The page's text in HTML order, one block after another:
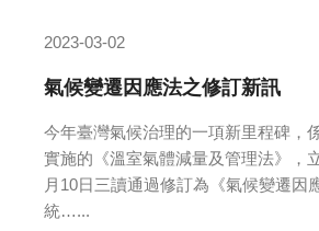
2023-03-02
氣候變遷因應法之修訂新訊
今年臺灣氣候治理的一項新里程碑，
實施的《溫室氣體減量及管理法》，
月10日三讀通過修訂為《氣候變遷因
統…...